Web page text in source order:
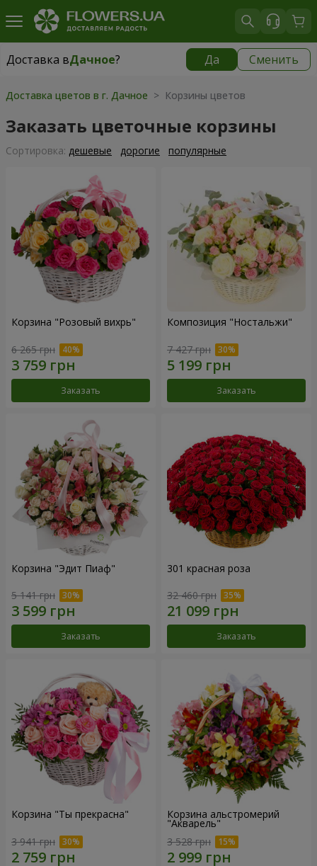
Доставка вДачное? Да Сменить
Доставка вДачное|
Доставка цветов в г. Дачное > Корзины цветов
Заказать цветочные корзины
Cортировка: дешевые дорогие популярные
Корзина "Розовый вихрь"
6 265 грн
Заказать
Композиция "Ностальжи"
7 427 грн
Заказать
Корзина "Эдит Пиаф"
5 141 грн
Заказать
301 красная роза
32 460 грн
Заказать
Корзина "Ты прекрасна"
3 941 грн
Корзина альстромерий
"Акварель"
3 528 грн